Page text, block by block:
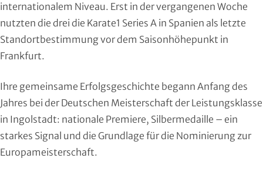
internationalem Niveau. Erst in der vergangenen Woche
nutzten die drei die Karate1 Series A in Spanien als letzte
Standortbestimmung vor dem Saisonhöhepunkt in
Frankfurt.
Ihre gemeinsame Erfolgsgeschichte begann Anfang des
Jahres bei der Deutschen Meisterschaft der Leistungsklasse
in Ingolstadt: nationale Premiere, Silbermedaille – ein
starkes Signal und die Grundlage für die Nominierung zur
Europameisterschaft.
Rasenkraft- und Tauzieh-Sport
Ringen
Rudern
Rugby